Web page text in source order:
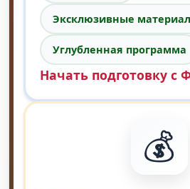
Эксклюзивные
Углубленная программа
Начать подготовку с
💰